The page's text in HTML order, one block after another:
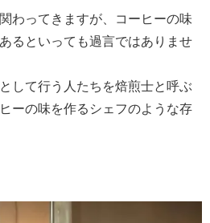
わってきますが、コーヒーの味
るといっても過言ではありませ
して行う人たちを焙煎士と呼ぶ
ーの味を作るシェフのような存